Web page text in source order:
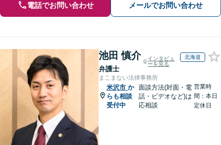
電話でお問い合わせ メールでお問い合わせ
池田 慎介
弁護士
インタビュ
ーを見る
北海道
まこまない法律事務所
米沢市 か
らも相談
受付中
面談方法(対面・電
話・ビデオなど)は
応相談
営業時
間：本日
定休日